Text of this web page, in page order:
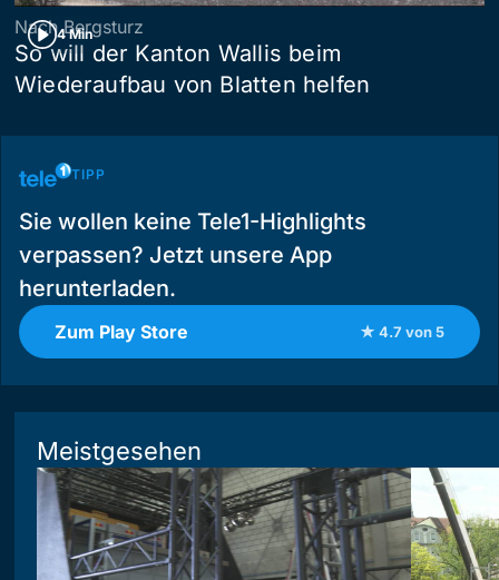
4 Min
Nach Bergsturz
So will der Kanton Wallis beim
Wiederaufbau von Blatten helfen
TIPP
Sie wollen keine Tele1-Highlights
verpassen? Jetzt unsere App
herunterladen.
Zum Play Store ★ 4.7 von 5
Meistgesehen